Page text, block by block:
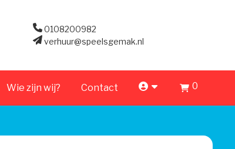
0108200982
verhuur@speelsgemak.nl
Wie zijn wij? Contact account 0